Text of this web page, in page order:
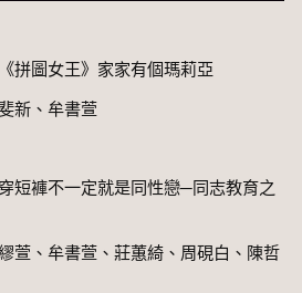
拼圖女王》家家有個瑪莉亞
新、牟書萱
短褲不一定就是同性戀─同志教育之
萱、牟書萱、莊蕙綺、周硯白、陳哲